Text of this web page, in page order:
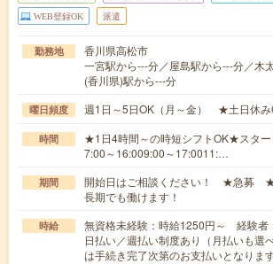
WEB登録OK 派遣
勤務地
香川県高松市
一宮駅から---分／屋島駅から---分／木
(香川県)駅から---分
曜日頻度 週1日～5日OK（月～金） ★土日休み
時間
★1日4時間～の時短シフトOK★スター
7:00～16:009:00～17:0011:…
期間
開始日はご相談ください！ ★急募 ★
長期でも働けます！
時給
無資格未経験：時給1250円～ 経験
日払い／週払い制度あり（月払いも選
は手続き完了次第のお支払いとなります